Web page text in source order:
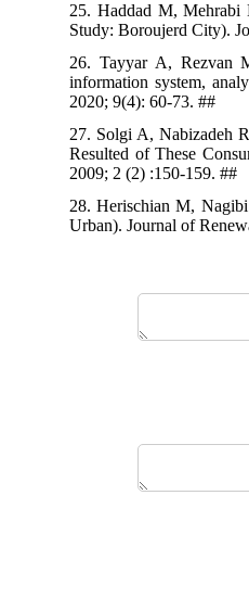
25. Haddad M, Mehrabi
Study: Boroujerd City).
26. Tayyar A, Rezvan
information system,
2020; 9(4): 60-73. ##
27. Solgi A, Nabizadeh
Resulted of These
2009; 2 (2) :150-159. ##
28. Herischian M,
Urban). Journal of